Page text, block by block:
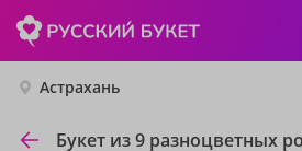
Астрахань
Букет из 9 разноцветных